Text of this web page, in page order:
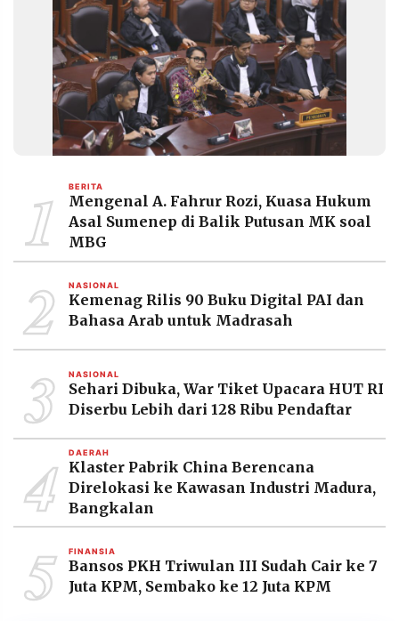
RESOLUSI
MEDIA
©
Resolusi.co
-
PT.
RESOLUSI
MEDIA
PRAMUDITA
1 BERITA
Mengenal A. Fahrur Rozi, Kuasa Hukum
Asal Sumenep di Balik Putusan MK soal
MBG
2 NASIONAL
Kemenag Rilis 90 Buku Digital PAI dan
Bahasa Arab untuk Madrasah
3 NASIONAL
Sehari Dibuka, War Tiket Upacara HUT RI
Diserbu Lebih dari 128 Ribu Pendaftar
4 DAERAH
Klaster Pabrik China Berencana
Direlokasi ke Kawasan Industri Madura,
Bangkalan
5 FINANSIA
Bansos PKH Triwulan III Sudah Cair ke 7
Juta KPM, Sembako ke 12 Juta KPM